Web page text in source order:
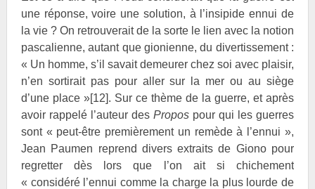
une réponse, voire une solution, à l’insipide ennui de
la vie ? On retrouverait de la sorte le lien avec la notion
pascalienne, autant que gionienne, du divertissement :
« Un homme, s’il savait demeurer chez soi avec plaisir,
n’en sortirait pas pour aller sur la mer ou au siège
d’une place »[12]. Sur ce thème de la guerre, et après
avoir rappelé l’auteur des Propospour qui les guerres
sont « peut-être premièrement un remède à l’ennui »,
Jean Paumen reprend divers extraits de Giono pour
regretter dès lors que l’on ait si chichement
« considéré l’ennui comme la charge la plus lourde de